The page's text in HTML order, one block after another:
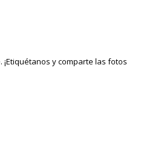
y comparte las fotos